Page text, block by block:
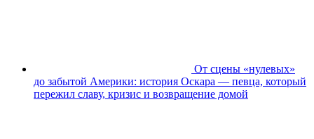
От сцены «нулевых»
до забытой Америки: история Оскара — певца, который
пережил славу, кризис и возвращение домой